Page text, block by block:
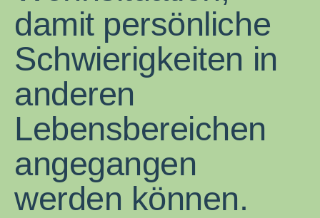
damit persönliche
Schwierigkeiten in
anderen
Lebensbereichen
angegangen
werden können.